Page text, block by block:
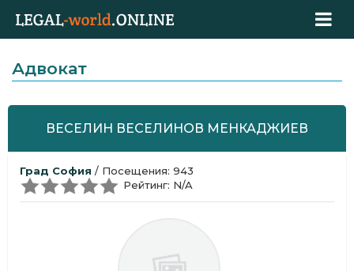
Адвокат
ВЕСЕЛИН ВЕСЕЛИНОВ МЕНКАДЖИЕВ
Град София / Посещения: 943
Рейтинг: N/A